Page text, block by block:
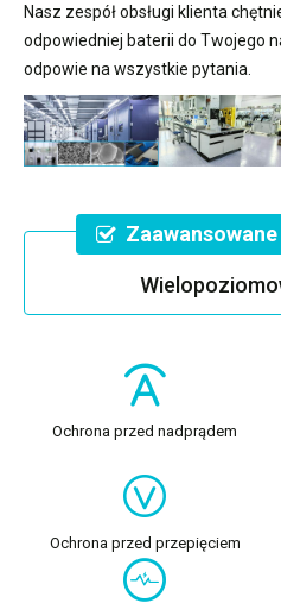
Nasz zespół obsługi klienta
odpowiedniej baterii do Twojego
odpowie na wszystkie pytania.
Ochrona przed nadprądem
Ochrona przed przepięciem